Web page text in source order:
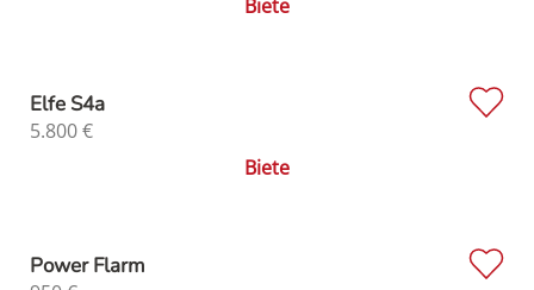
Biete
Elfe S4a
5.800€
Biete
Power Flarm